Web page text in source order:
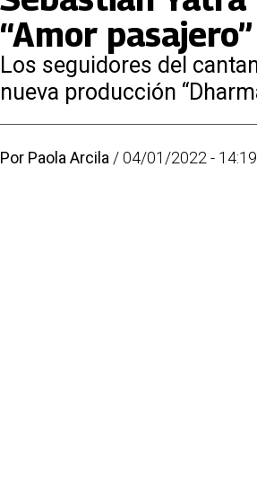
“Amor pasajero”
Los seguidores del
nueva producción
Por Paola Arcila /04/01/2022 -